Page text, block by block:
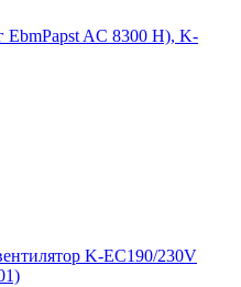
EbmPapst AC 8300 H), K-
K-EC190/230V